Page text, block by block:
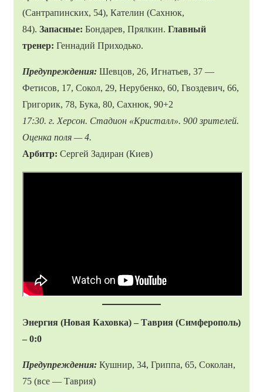
(Сантрапинских, 54), Кателин (Сахнюк,
84). Запасные: Бондарев, Прялкин. Главный
тренер: Геннадий Приходько.
Предупреждения: Шевцов, 26, Игнатьев, 37 —
Фетисов, 17, Сокол, 29, Нерубенко, 60, Гвоздевич, 66,
Григорик, 78, Бука, 80, Сахнюк, 90+2
17:30. г. Херсон. Стадион «Кристалл». 900 зрителей.
Оценка поля — 4.
Арбитр: Сергей Задиран (Киев)
Энергия (Новая Каховка) – Таврия (Симферополь)
– 0:0
Предупреждения: Кушнир, 34, Гриппа, 65, Соколан,
75 (все — Таврия)